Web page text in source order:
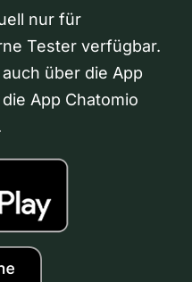
nur für
Tester verfügbar.
über die App
App Chatomio